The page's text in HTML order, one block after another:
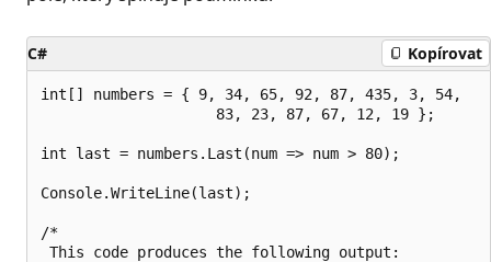
C# Kopírovat
int[] numbers = { 9, 34, 65, 92, 87, 435, 3, 54,
                    83, 23, 87, 67, 12, 19 };
int last = numbers.Last(num => num > 80);
Console.WriteLine(last);
/*
This code produces the following output: